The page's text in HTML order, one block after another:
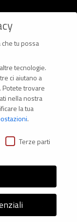
fiscale:
Privacy Policy-
tu possa
tecnologie.
ci aiutano a
Potete trovare
nella nostra
la tua
.
Terze parti